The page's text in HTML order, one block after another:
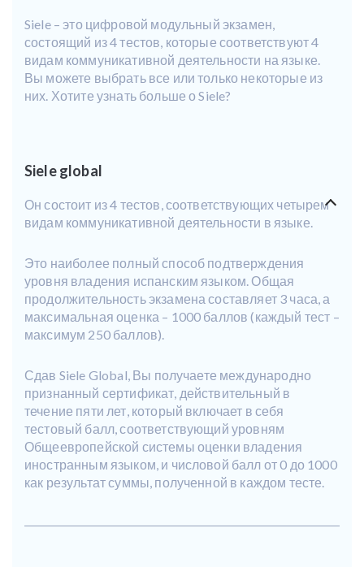
Siele – это цифровой модульный экзамен,
состоящий из 4 тестов, которые соответствуют 4
видам коммуникативной деятельности на языке.
Вы можете выбрать все или только некоторые из
них. Хотите узнать больше о Siele?
Siele global
Он состоит из 4 тестов, соответствующих четырем
видам коммуникативной деятельности в языке.
Это наиболее полный способ подтверждения
уровня владения испанским языком. Общая
продолжительность экзамена составляет 3 часа, а
максимальная оценка – 1000 баллов (каждый тест –
максимум 250 баллов).
Сдав Siele Global, Вы получаете международно
признанный сертификат, действительный в
течение пяти лет, который включает в себя
тестовый балл, соответствующий уровням
Общеевропейской системы оценки владения
иностранным языком, и числовой балл от 0 до 1000
как результат суммы, полученной в каждом тесте.